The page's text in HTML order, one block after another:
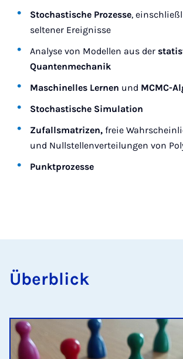
Stochastische Prozesse,
seltener Ereignisse
Analyse von Modellen aus der
Quantenmechanik
Maschinelles Lernen und MCMC-
Stochastische Simulation
Zufallsmatrizen,freie
und Nullstellenverteilungen von
Punktprozesse
Über­blick